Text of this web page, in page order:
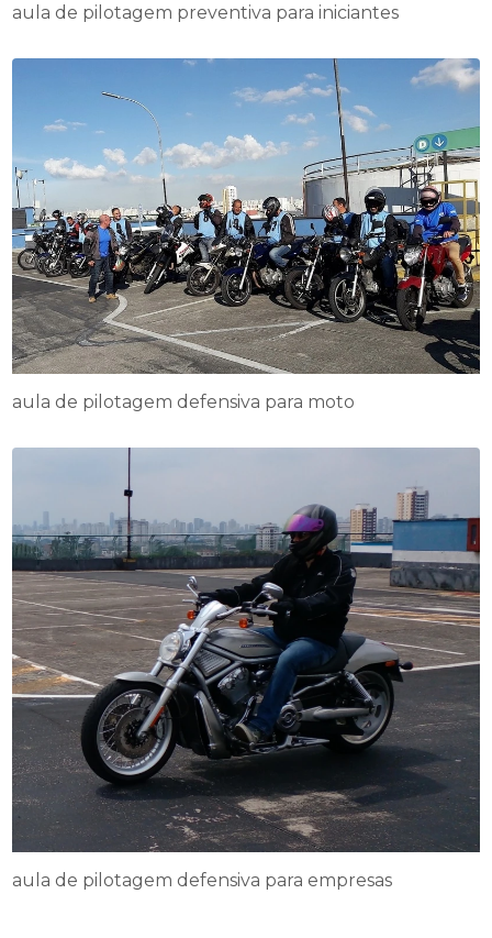
aula de pilotagem preventiva para iniciantes
aula de pilotagem defensiva para moto
aula de pilotagem defensiva para empresas